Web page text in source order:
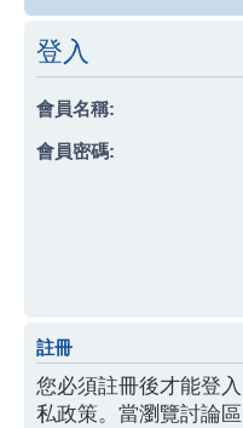
登入
會員名稱:
會員密碼:
註冊
您必須註冊後才能登
私政策。當瀏覽討論